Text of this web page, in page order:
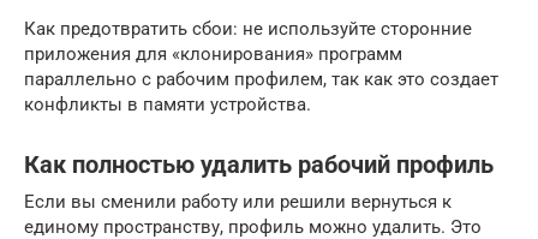
Как предотвратить сбои: не используйте сторонние
приложения для «клонирования» программ
параллельно с рабочим профилем, так как это создает
конфликты в памяти устройства.
Как полностью удалить рабочий профиль
Если вы сменили работу или решили вернуться к
единому пространству, профиль можно удалить. Это